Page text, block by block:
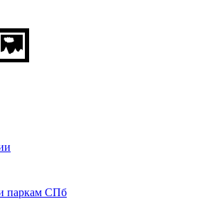
паркам СПб